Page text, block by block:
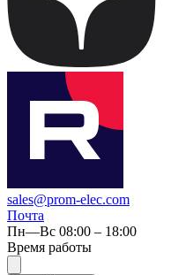
sales@prom-elec.com
Почта
Пн—Вс 08:00 – 18:00
Время работы